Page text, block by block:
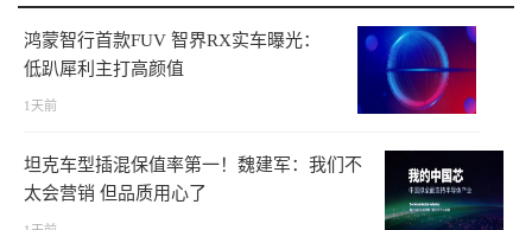
鸿蒙智行首款FUV 智界RX实车曝光：
低趴犀利主打高颜值
1天前
坦克车型插混保值率第一！魏建军：我们不
太会营销 但品质用心了